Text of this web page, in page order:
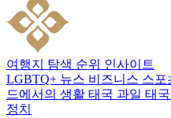
여행지 탐색 순위 인사이트
LGBTQ+ 뉴스 비즈니스 스포
드에서의 생활 태국 과일 태
정치